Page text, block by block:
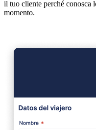
il tuo cliente perché conosca
momento.